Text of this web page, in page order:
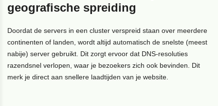
geografische spreiding
Doordat de servers in een cluster verspreid staan over meerdere
continenten of landen, wordt altijd automatisch de snelste (meest
nabije) server gebruikt. Dit zorgt ervoor dat DNS-resoluties
razendsnel verlopen, waar je bezoekers zich ook bevinden. Dit
merk je direct aan snellere laadtijden van je website.